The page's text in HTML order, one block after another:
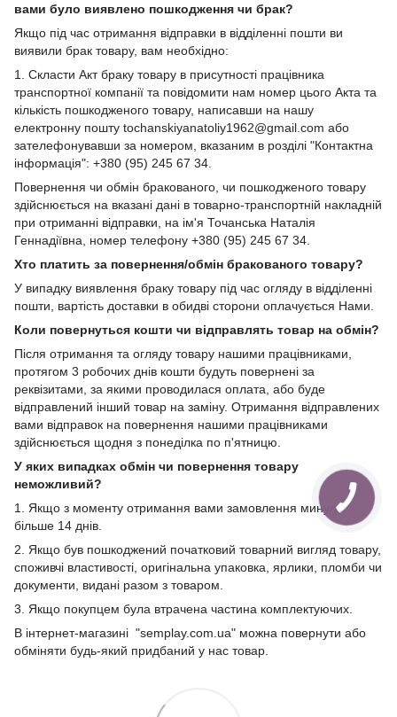
вами було виявлено пошкодження чи брак?
Якщо під час отримання відправки в відділенні пошти ви
виявили брак товару, вам необхідно:
1. Скласти Акт браку товару в присутності працівника
транспортної компанії та повідомити нам номер цього Акта та
кількість пошкодженого товару, написавши на нашу
електронну пошту tochanskiyanatoliy1962@gmail.com або
зателефонувавши за номером, вказаним в розділі "Контактна
інформація": +380 (95) 245 67 34.
Повернення чи обмін бракованого, чи пошкодженого товару
здійснюється на вказані дані в товарно-транспортній накладній
при отриманні відправки, на ім'я Точанська Наталія
Геннадіївна, номер телефону +380 (95) 245 67 34.
Хто платить за повернення/обмін бракованого товару?
У випадку виявлення браку товару під час огляду в відділенні
пошти, вартість доставки в обидві сторони оплачується Нами.
Коли повернуться кошти чи відправлять товар на обмін?
Після отримання та огляду товару нашими працівниками,
протягом 3 робочих днів кошти будуть повернені за
реквізитами, за якими проводилася оплата, або буде
відправлений інший товар на заміну. Отримання відправлених
вами відправок на повернення нашими працівниками
здійснюється щодня з понеділка по п'ятницю.
У яких випадках обмін чи повернення товару
неможливий?
1. Якщо з моменту отримання вами замовлення минуло
більше 14 днів.
2. Якщо був пошкоджений початковий товарний вигляд товару,
споживчі властивості, оригінальна упаковка, ярлики, пломби чи
документи, видані разом з товаром.
3. Якщо покупцем була втрачена частина комплектуючих.
В інтернет-магазині "semplay.com.ua" можна повернути або
обміняти будь-який придбаний у нас товар.